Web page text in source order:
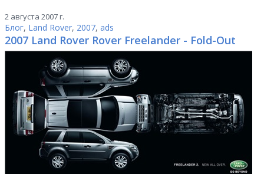
2 августа 2007 г.
Блог, Land Rover, 2007, ads
2007 Land Rover Rover Freelander - Fold-Out